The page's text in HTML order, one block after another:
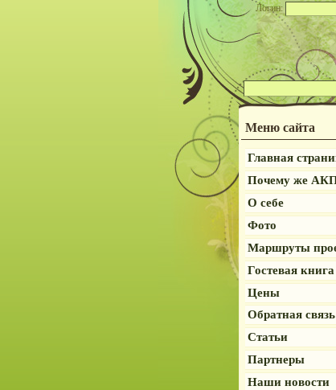
Логин:
Меню сайта
Главная
Почему же
О себе
Фото
Маршруты
Гостевая книга
Цены
Обратная связь
Статьи
Партнеры
Наши новости